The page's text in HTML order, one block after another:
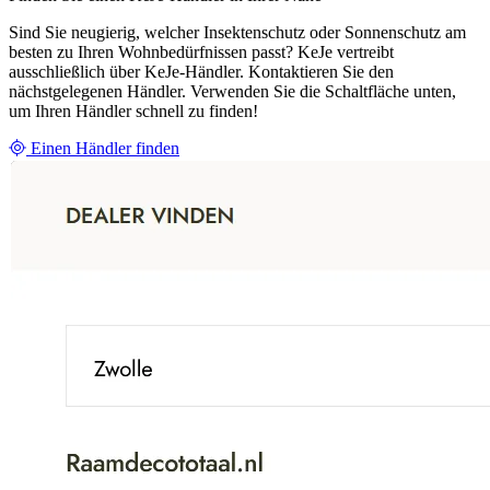
Sind Sie neugierig, welcher Insektenschutz oder Sonnenschutz am
besten zu Ihren Wohnbedürfnissen passt? KeJe vertreibt
ausschließlich über KeJe-Händler. Kontaktieren Sie den
nächstgelegenen Händler. Verwenden Sie die Schaltfläche unten,
um Ihren Händler schnell zu finden!
Einen Händler finden